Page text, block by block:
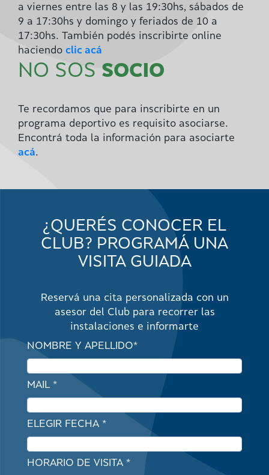
a viernes entre las 8 y las 19:30hs, sábados de
9 a 17:30hs y domingo y feriados de 10 a
17:30hs. También podés inscribirte online
haciendo clic acá
NO SOS SOCIO
Te recordamos que para inscribirte en un
programa deportivo es requisito asociarse.
Encontrá toda la información para asociarte
acá.
¿QUERÉS CONOCER EL
CLUB? PROGRAMÁ UNA
VISITA GUIADA
Reservá una cita personalizada con un
asesor del Club para recorrer las
instalaciones e informarte
NOMBRE Y APELLIDO*
MAIL *
ELEGIR FECHA *
HORARIO DE VISITA *